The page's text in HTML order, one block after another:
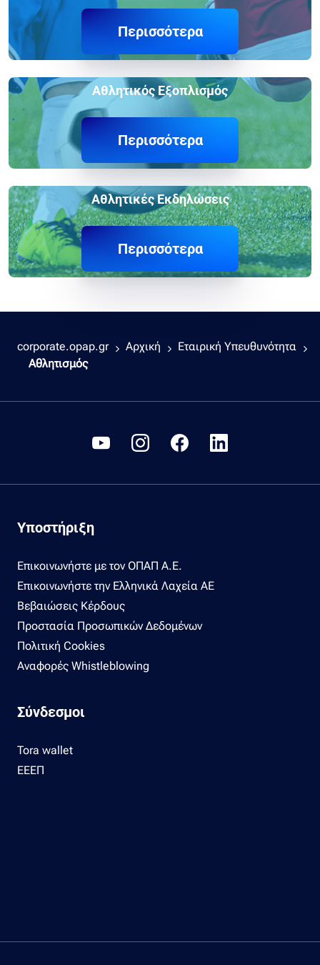
Περισσότερα
Αθλητικός Εξοπλισμός
Περισσότερα
Αθλητικές Εκδηλώσεις
Περισσότερα
corporate.opap.gr Αρχική
Εταιρική Υπευθυνότητα
Αθλητισμός
Υποστήριξη
Επικοινωνήστε με τον ΟΠΑΠ Α.Ε.
Επικοινωνήστε την Ελληνικά Λαχεία ΑΕ
Βεβαιώσεις Κέρδους
Προστασία Προσωπικών Δεδομένων
Πολιτική Cookies
Αναφορές Whistleblowing
Σύνδεσμοι
Tora wallet
ΕΕΕΠ